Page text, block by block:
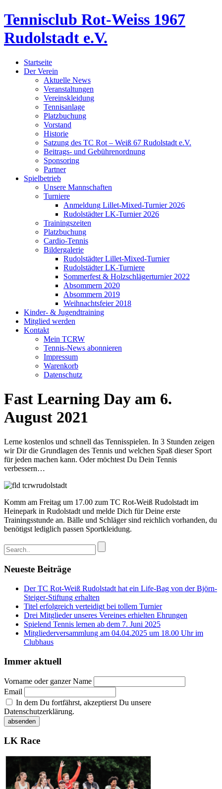
Tennisclub Rot-Weiss 1967
Rudolstadt e.V.
Startseite
Der Verein
Aktuelle News
Veranstaltungen
Vereinskleidung
Tennisanlage
Platzbuchung
Vorstand
Historie
Satzung des TC Rot – Weiß 67 Rudolstadt e.V.
Beitrags- und Gebührenordnung
Sponsoring
Partner
Spielbetrieb
Unsere Mannschaften
Turniere
Anmeldung Lillet-Mixed-Turnier 2026
Rudolstädter LK-Turnier 2026
Trainingszeiten
Platzbuchung
Cardio-Tennis
Bildergalerie
Rudolstädter Lillet-Mixed-Turnier
Rudolstädter LK-Turniere
Sommerfest & Holzschlägerturnier 2022
Absommern 2020
Absommern 2019
Weihnachtsfeier 2018
Kinder- & Jugendtraining
Mitglied werden
Kontakt
Mein TCRW
Tennis-News abonnieren
Impressum
Warenkorb
Datenschutz
Fast Learning Day am 6.
August 2021
Lerne kostenlos und schnell das Tennisspielen. In 3 Stunden zeigen
wir Dir die Grundlagen des Tennis und welchen Spaß dieser Sport
für jeden machen kann. Oder möchtest Du Dein Tennis
verbessern…
Komm am Freitag um 17.00 zum TC Rot-Weiß Rudolstadt im
Heinepark in Rudolstadt und melde Dich für Deine erste
Trainingsstunde an. Bälle und Schläger sind reichlich vorhanden, du
benötigst lediglich passen Sportkleidung.
Neueste Beiträge
Der TC Rot-Weiß Rudolstadt hat ein Life-Bag von der Björn-
Steiger-Stiftung erhalten
Titel erfolgreich verteidigt bei tollem Turnier
Drei Mitglieder unseres Vereines erhielten Ehrungen
Spielend Tennis lernen ab dem 7. Juni 2025
Mitgliederversammlung am 04.04.2025 um 18.00 Uhr im
Clubhaus
Immer aktuell
Vorname oder ganzer Name
Email
In dem Du fortfährst, akzeptierst Du unsere
Datenschutzerklärung.
LK Race